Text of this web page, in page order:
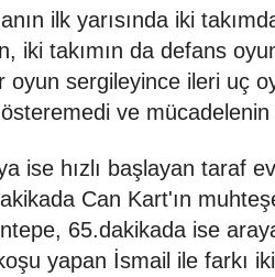
ilk yarısında iki
iki takımın da defans
oyun sergileyince ileri uç
ve
ise hızlı başlayan taraf
Can Kart'ın
65.dakikada ise
yapan İsmail ile farkı